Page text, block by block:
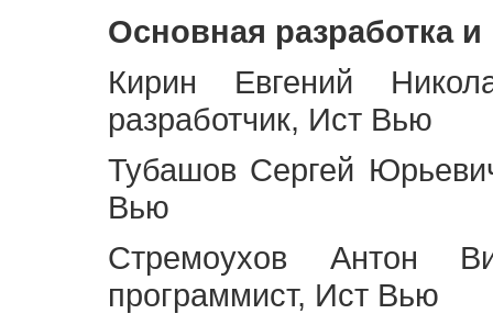
Основная разработка
Кирин Евгений
разработчик, Ист Вью
Тубашов Сергей
Вью
Стремоухов Антон
программист, Ист Вью